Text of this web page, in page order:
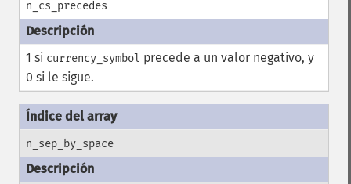
n_cs_precedes
1 si currency_symbol precede a un valor negativo, y
0 si le sigue.
n_sep_by_space